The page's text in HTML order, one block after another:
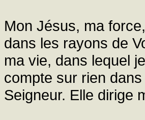
Mon Jésus, ma
dans les rayons de
ma vie, dans lequel
compte sur rien
Seigneur. Elle dirige